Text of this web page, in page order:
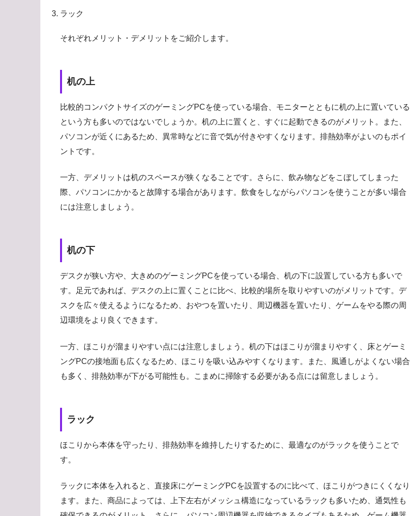
ラック
それぞれメリット・デメリットをご紹介します。
机の上
比較的コンパクトサイズのゲーミングPCを使っている場合、モニターとともに机の上に置いている
という方も多いのではないでしょうか。机の上に置くと、すぐに起動できるのがメリット。また、
パソコンが近くにあるため、異常時などに音で気が付きやすくなります。排熱効率がよいのもポイ
ントです。
一方、デメリットは机のスペースが狭くなることです。さらに、飲み物などをこぼしてしまった
際、パソコンにかかると故障する場合があります。飲食をしながらパソコンを使うことが多い場合
には注意しましょう。
机の下
デスクが狭い方や、大きめのゲーミングPCを使っている場合、机の下に設置している方も多いで
す。足元であれば、デスクの上に置くことに比べ、比較的場所を取りやすいのがメリットです。デ
スクを広々使えるようになるため、おやつを置いたり、周辺機器を置いたり、ゲームをやる際の周
辺環境をより良くできます。
一方、ほこりが溜まりやすい点には注意しましょう。机の下はほこりが溜まりやすく、床とゲーミ
ングPCの接地面も広くなるため、ほこりを吸い込みやすくなります。また、風通しがよくない場合
も多く、排熱効率が下がる可能性も。こまめに掃除する必要がある点には留意しましょう。
ラック
ほこりから本体を守ったり、排熱効率を維持したりするために、最適なのがラックを使うことで
す。
ラックに本体を入れると、直接床にゲーミングPCを設置するのに比べて、ほこりがつきにくくなり
ます。また、商品によっては、上下左右がメッシュ構造になっているラックも多いため、通気性も